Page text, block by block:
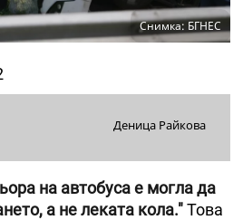
Снимка: БГНЕС
Деница Райкова
на автобуса е могла да
а не леката кола."Това